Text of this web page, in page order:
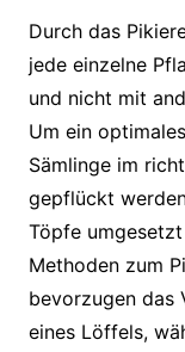
Durch das
jede einzelne
und nicht mit
Um ein
Sämlinge im
gepflückt
Töpfe
Methoden zum
bevorzugen das
eines Löffels,